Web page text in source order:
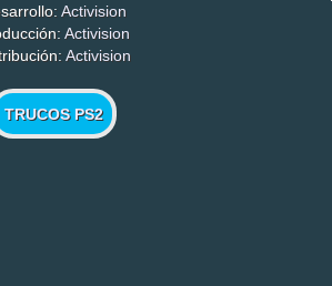
Activision
Activision
Activision
TRUCOS PS2